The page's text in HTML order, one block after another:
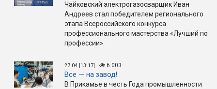
Чайковский электрогазосварщик Иван
Андреев стал победителем регионального
этапа Всероссийского конкурса
профессионального мастерства «Лучший по
профессии».
27.04 [13:17] 6 003
Все — на завод!
В Прикамье в честь Года промышленности